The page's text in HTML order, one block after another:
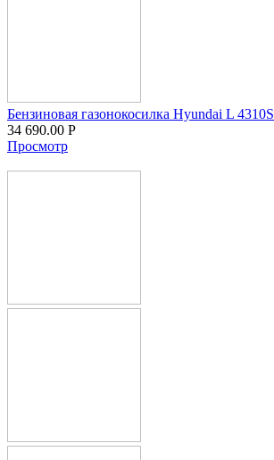
Бензиновая газонокосилка Hyundai L 4310S
34 690.00 Р
Просмотр